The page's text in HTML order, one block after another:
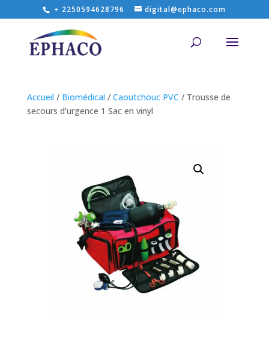
+ 2250594628796 digital@ephaco.com
Accueil / Biomédical / Caoutchouc PVC / Trousse de
secours d’urgence 1 Sac en vinyl